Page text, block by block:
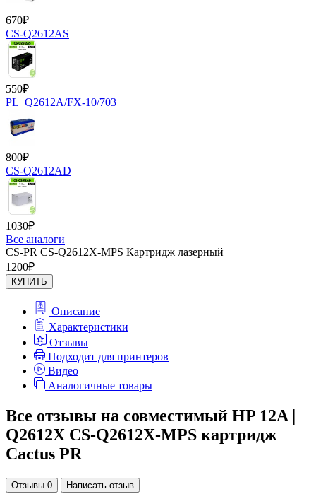
670₽
CS-Q2612AS
550₽
PL_Q2612A/FX-10/703
800₽
CS-Q2612AD
1030₽
Все аналоги
CS-PR CS-Q2612X-MPS Картридж лазерный
1200₽
КУПИТЬ
Описание
Характеристики
Отзывы
Подходит для принтеров
Видео
Аналогичные товары
Все отзывы на совместимый HP 12A |
Q2612X CS-Q2612X-MPS картридж
Cactus PR
Отзывы 0 Написать отзыв